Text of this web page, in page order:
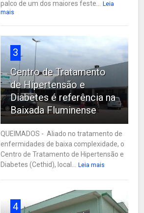
palco de um dos maiores feste...
Leia
mais
3
Centro de Tratamento
de Hipertensão e
Diabetes é referência na
Baixada Fluminense
QUEIMADOS - Aliado no tratamento de
enfermidades de baixa complexidade, o
Centro de Tratamento de Hipertensão e
Diabetes (Cethid), local...
Leia mais
4